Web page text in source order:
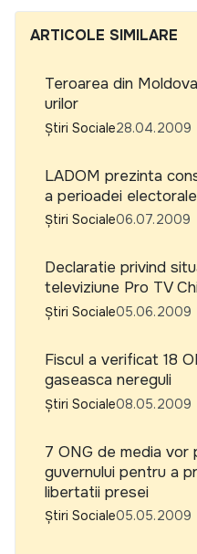
ARTICOLE SIMILARE
Teroarea din
urilor
Știri Sociale28.04.2009
LADOM prezinta
a perioadei electorale
Știri Sociale06.07.2009
Declaratie privind
televiziune Pro TV
Știri Sociale05.06.2009
Fiscul a verificat 18
gaseasca nereguli
Știri Sociale08.05.2009
7 ONG de media vor
guvernului pentru a
libertatii presei
Știri Sociale05.05.2009